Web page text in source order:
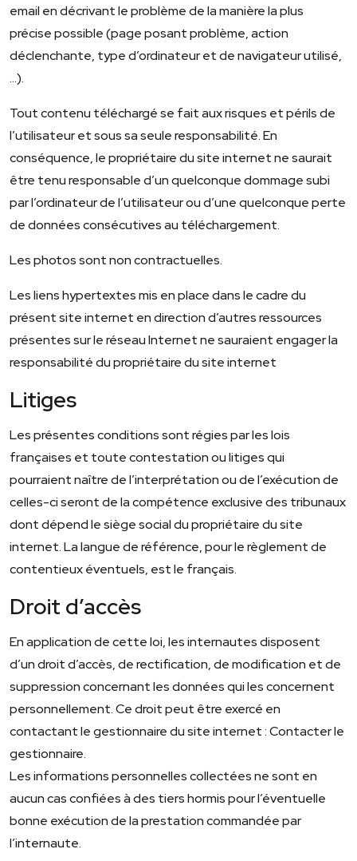
email en décrivant le problème de la manière la plus
précise possible (page posant problème, action
déclenchante, type d’ordinateur et de navigateur utilisé,
…).
Tout contenu téléchargé se fait aux risques et périls de
l’utilisateur et sous sa seule responsabilité. En
conséquence, le propriétaire du site internet ne saurait
être tenu responsable d’un quelconque dommage subi
par l’ordinateur de l’utilisateur ou d’une quelconque perte
de données consécutives au téléchargement.
Les photos sont non contractuelles.
Les liens hypertextes mis en place dans le cadre du
présent site internet en direction d’autres ressources
présentes sur le réseau Internet ne sauraient engager la
responsabilité du propriétaire du site internet
Litiges
Les présentes conditions sont régies par les lois
françaises et toute contestation ou litiges qui
pourraient naître de l’interprétation ou de l’exécution de
celles-ci seront de la compétence exclusive des tribunaux
dont dépend le siège social du propriétaire du site
internet. La langue de référence, pour le règlement de
contentieux éventuels, est le français.
Droit d’accès
En application de cette loi, les internautes disposent
d’un droit d’accès, de rectification, de modification et de
suppression concernant les données qui les concernent
personnellement. Ce droit peut être exercé en
contactant le gestionnaire du site internet : Contacter le
gestionnaire.
Les informations personnelles collectées ne sont en
aucun cas confiées à des tiers hormis pour l’éventuelle
bonne exécution de la prestation commandée par
l’internaute.